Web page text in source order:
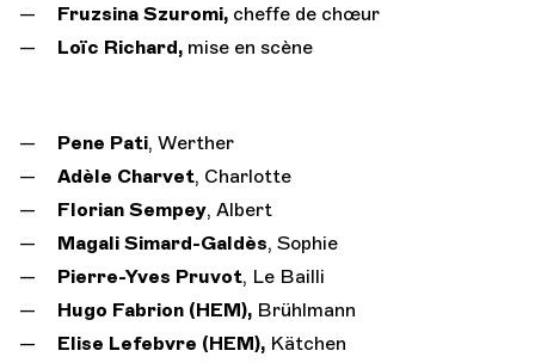
Fruzsina Szuromi, cheffe de chœur
Loïc Richard, mise en scène
Pene Pati, Werther
Adèle Charvet, Charlotte
Florian Sempey, Albert
Magali Simard-Galdès, Sophie
Pierre-Yves Pruvot, Le Bailli
Hugo Fabrion (HEM), Brühlmann
Elise Lefebvre (HEM), Kätchen